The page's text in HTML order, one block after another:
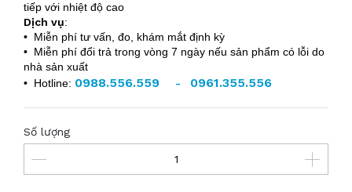
tiếp với nhiệt độ cao
Dịch vụ:
• Miễn phí tư vấn, đo, khám mắt định kỳ
• Miễn phí đổi trả trong vòng 7 ngày nếu sản phẩm có lỗi do
nhà sản xuất
• Hotline: 0988.556.559 - 0961.355.556
Số lượng